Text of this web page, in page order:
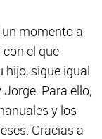
momento a
el que
hijo, sigue igual
Para ello,
y los
Gracias a